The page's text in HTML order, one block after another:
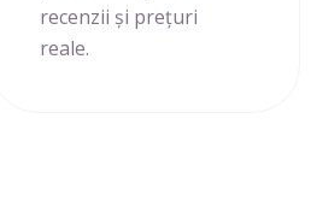
recenzii și prețuri
reale.